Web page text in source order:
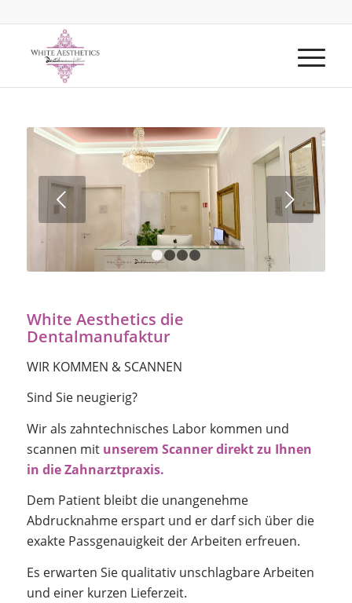
Weiter
3 4
White Aesthetics die
Dentalmanufaktur
WIR KOMMEN & SCANNEN
Sind Sie neugierig?
Wir als zahntechnisches Labor kommen und
scannen mit unserem Scanner direkt zu Ihnen
in die Zahnarztpraxis.
Dem Patient bleibt die unangenehme
Abdrucknahme erspart und er darf sich über die
exakte Passgenauigkeit der Arbeiten erfreuen.
Es erwarten Sie qualitativ unschlagbare Arbeiten
und einer kurzen Lieferzeit.